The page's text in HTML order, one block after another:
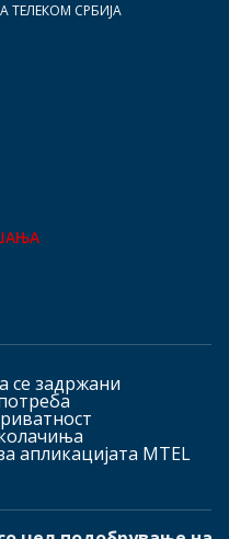
ТЕЛЕКОМ СРБИЈА
се задржани
апликацијата MTEL